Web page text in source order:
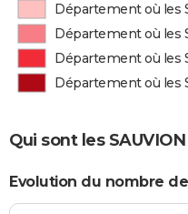
Département où les
Département où les
Département où les
Département où les
Qui sont les
Evolution du nombre